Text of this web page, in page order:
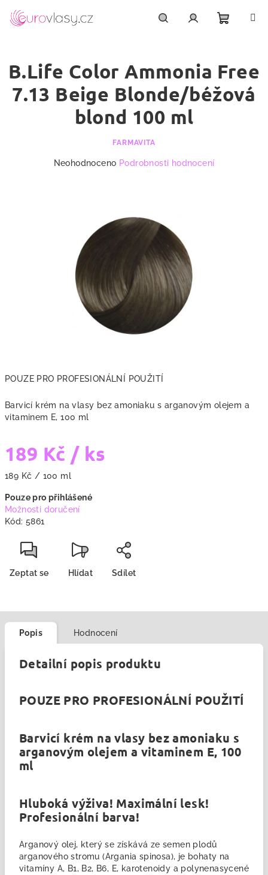
obsah
košík
POUZE PRO PROFESIONÁLNÍ POUŽITÍ
Barvicí krém na vlasy bez amoniaku s arganovým olejem a
vitaminem E, 100 ml
189 Kč / ks
Měrná
189 Kč / 100 ml
Pouze pro přihlášené
Možnosti doručení
Kód: 5861
Zeptat se Hlídat Sdílet
B.Life Color Ammonia Free
7.13 Beige Blonde/béžová
blond 100 ml
FARMAVITA
Neohodnoceno Podrobnosti hodnocení
Popis Hodnocení
Detailní popis produktu
POUZE PRO PROFESIONÁLNÍ POUŽITÍ
Barvicí krém na vlasy bez amoniaku s
arganovým olejem a vitaminem E, 100
ml
Hluboká výživa! Maximální lesk!
Profesionální barva!
Arganový olej, který se získává ze semen plodů
arganového stromu (Argania spinosa), je bohaty na
vitamíny A, B1, B2, B6, E, karotenoidy a polynenasycené